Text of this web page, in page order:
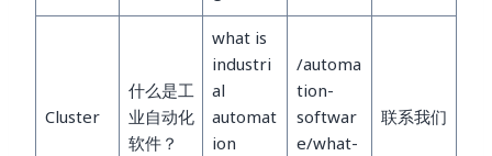
Cluster
什么是工
业自动化
软件？
what is
industri
al
automat
ion
/automa
tion-
softwar
e/what-
联系我们